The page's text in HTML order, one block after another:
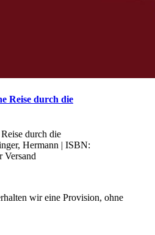
Reise durch die
durch die
Hermann | ISBN:
Versand
wir eine Provision, ohne